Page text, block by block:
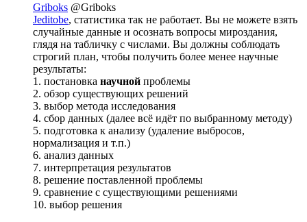
Griboks @Griboks
Jeditobe, статистика так не работает. Вы не можете взять
случайные данные и осознать вопросы мироздания,
глядя на табличку с числами. Вы должны соблюдать
строгий план, чтобы получить более менее научные
результаты:
1. постановка научной проблемы
2. обзор существующих решений
3. выбор метода исследования
4. сбор данных (далее всё идёт по выбранному методу)
5. подготовка к анализу (удаление выбросов,
нормализация и т.п.)
6. анализ данных
7. интерпретация результатов
8. решение поставленной проблемы
9. сравнение с существующими решениями
10. выбор решения